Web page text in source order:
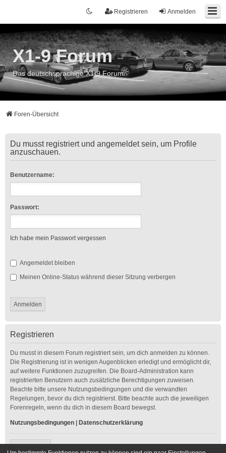
Anmelden
Registrieren
X1-9 Forum
Das deutschsprachige X1/9 Forum
Foren-Übersicht
Du musst registriert und angemeldet sein, um Profile
anzuschauen.
Benutzername:
Passwort:
Ich habe mein Passwort vergessen
Angemeldet bleiben
Meinen Online-Status während dieser Sitzung verbergen
Registrieren
Du musst in diesem Forum registriert sein, um dich anmelden zu können.
Die Registrierung ist in wenigen Augenblicken erledigt und ermöglicht dir,
auf weitere Funktionen zuzugreifen. Die Board-Administration kann
registrierten Benutzern auch zusätzliche Berechtigungen zuweisen.
Beachte bitte unsere Nutzungsbedingungen und die verwandten
Regelungen, bevor du dich registrierst. Bitte beachte auch die jeweiligen
Forenregeln, wenn du dich in diesem Board bewegst.
Nutzungsbedingungen Datenschutzerklärung